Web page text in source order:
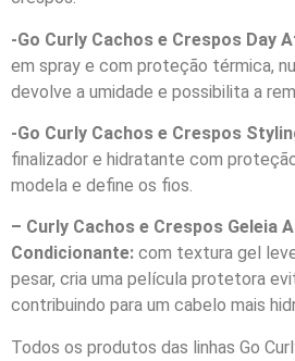
-Go Curly Cachos e Crespos Day
em spray e com proteção térmica,
devolve a umidade e possibilita a
-Go Curly Cachos e Crespos
finalizador e hidratante com
modela e define os fios.
– Curly Cachos e Crespos Geleia
Condicionante: com textura gel
pesar, cria uma película protetora
contribuindo para um cabelo mais
Todos os produtos das linhas Go